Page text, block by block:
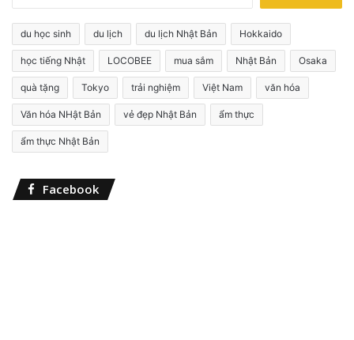
m
k
i
ế
c
h
du học sinh du lịch du lịch Nhật Bản Hokkaido
học tiếng Nhật LOCOBEE mua sắm Nhật Bản Osaka
quà tặng Tokyo trải nghiệm Việt Nam văn hóa
Văn hóa NHật Bản vẻ đẹp Nhật Bản ẩm thực
ẩm thực Nhật Bản
Facebook